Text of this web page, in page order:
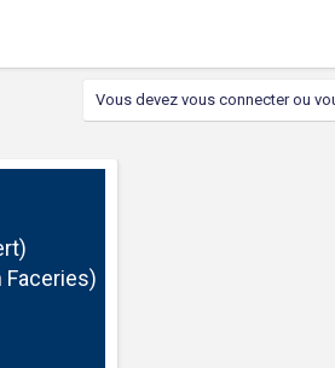
Vous devez vous connecter ou
Faceries)